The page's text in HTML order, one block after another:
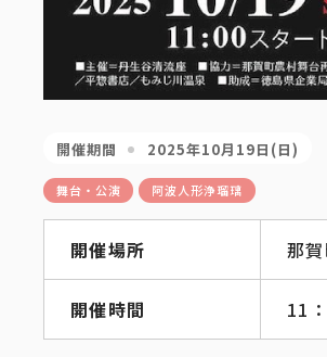
開催期間 2025年10月19日(日)
舞台・公演 阿波人形浄瑠璃
開催場所 那
開催時間 11